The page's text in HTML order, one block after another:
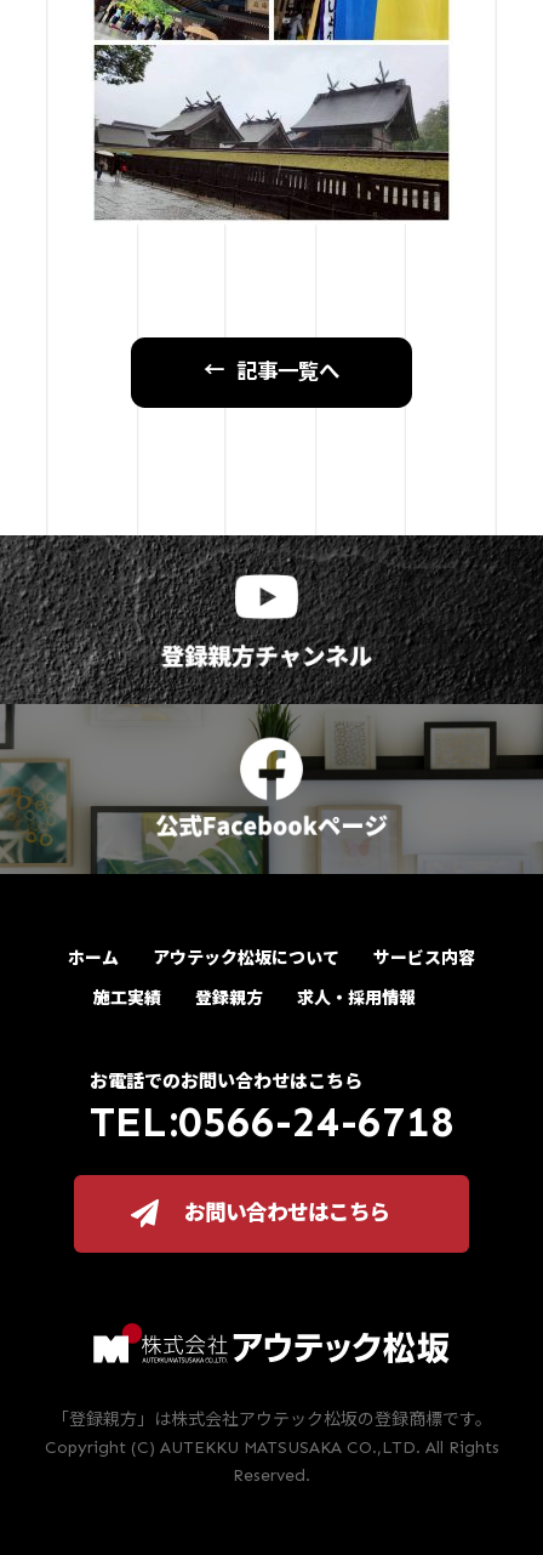
記事一覧へ
ホーム アウテック松坂について
サービス内容
施工実績
登録親方 求人・採用情報
お電話でのお問い合わせはこちら
TEL:0566-24-6718
お問い合わせはこちら
「登録親方」は株式会社アウテック松坂の登録商標です。
Copyright (C) AUTEKKU MATSUSAKA CO.,LTD. All Rights
Reserved.